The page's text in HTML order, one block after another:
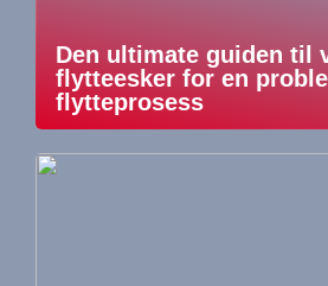
Den ultimate guiden til
flytteesker for en
flytteprosess